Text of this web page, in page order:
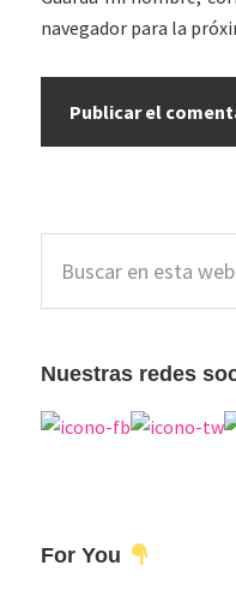
navegador para la
Barra
lateral
esta
Nuestras redes
For You